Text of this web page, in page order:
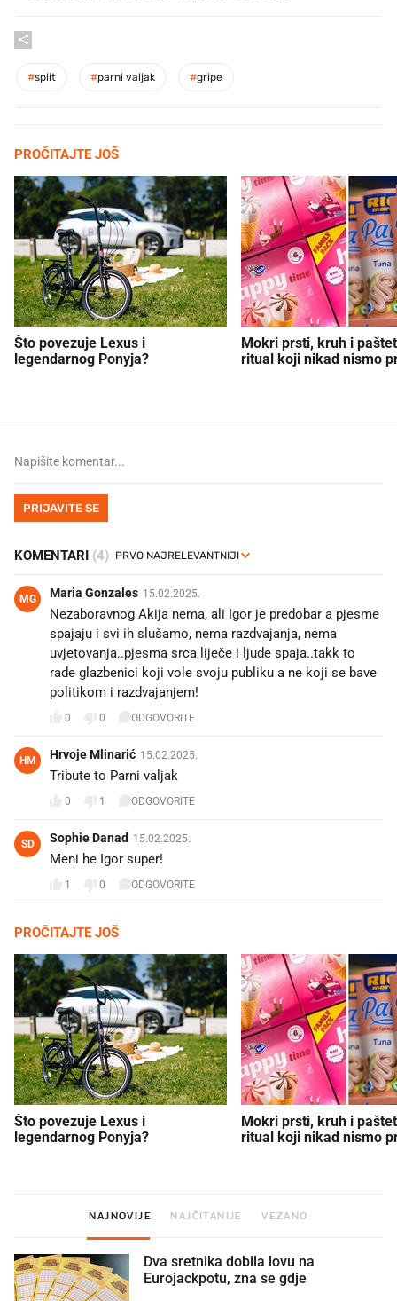
#split #parni valjak #gripe
PROČITAJTE JOŠ
Što povezuje Lexus i
legendarnog Ponyja?
Mokri prsti, kruh i
ritual koji nikad nismo
PRIJAVITE SE
KOMENTARI (4)
MG Maria Gonzales 15.02.2025.
Nezaboravnog Akija nema, ali Igor je predobar a pjesme
spajaju i svi ih slušamo, nema razdvajanja, nema
uvjetovanja..pjesma srca liječe i ljude spaja..takk to
rade glazbenici koji vole svoju publiku a ne koji se bave
politikom i razdvajanjem!
0 0 ODGOVORITE
HM Hrvoje Mlinarić 15.02.2025.
Tribute to Parni valjak
0 1 ODGOVORITE
SD Sophie Danad 15.02.2025.
Meni he Igor super!
1 0 ODGOVORITE
PROČITAJTE JOŠ
Što povezuje Lexus i
legendarnog Ponyja?
Mokri prsti, kruh i
ritual koji nikad nismo
NAJNOVIJE NAJČITANIJE VEZANO
Dva sretnika dobila lovu na
Eurojackpotu, zna se gdje